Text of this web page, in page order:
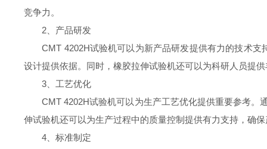
竞争力。
2、产品研发
CMT 4202H试验机可以为新产品研发提供有力的技术支
设计提供依据。同时，橡胶拉伸试验机还可以为科研人员提
3、工艺优化
CMT 4202H试验机可以为生产工艺优化提供重要参考。
伸试验机还可以为生产过程中的质量控制提供有力支持，确
4、标准制定